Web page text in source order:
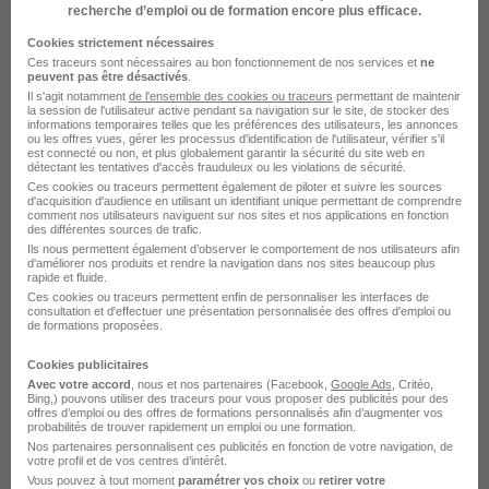
SHIVA recrutement
Aide à domicile
Découvrir 1 job
recherche d’emploi ou de formation encore plus efficace.
Cookies strictement nécessaires
Ces traceurs sont nécessaires au bon fonctionnement de nos services et ne
peuvent pas être désactivés
Il s'agit notamment de l'ensemble des cookies ou traceurs permettant de maintenir
la session de l'utilisateur active pendant sa navigation sur le site, de stocker des
informations temporaires telles que les préférences des utilisateurs, les annonces
ou les offres vues, gérer les processus d'identification de l'utilisateur, vérifier s'il
est connecté ou non, et plus globalement garantir la sécurité du site web en
détectant les tentatives d'accès frauduleux ou les violations de sécurité.
Ces cookies ou traceurs permettent également de piloter et suivre les sources
d'acquisition d'audience en utilisant un identifiant unique permettant de comprendre
comment nos utilisateurs naviguent sur nos sites et nos applications en fonction
des différentes sources de trafic.
Ils nous permettent également d’observer le comportement de nos utilisateurs afin
d'améliorer nos produits et rendre la navigation dans nos sites beaucoup plus
rapide et fluide.
Ces cookies ou traceurs permettent enfin de personnaliser les interfaces de
consultation et d'effectuer une présentation personnalisée des offres d'emploi ou
de formations proposées.
Cookies publicitaires
Avec votre accord , nous et nos partenaires (Facebook, Google Ads , Critéo,
Bing,) pouvons utiliser des traceurs pour vous proposer des publicités pour des
offres d’emploi ou des offres de formations personnalisés afin d’augmenter vos
probabilités de trouver rapidement un emploi ou une formation.
Nos partenaires personnalisent ces publicités en fonction de votre navigation, de
votre profil et de vos centres d’intérêt.
Vous pouvez à tout moment paramétrer vos choix ou retirer votre